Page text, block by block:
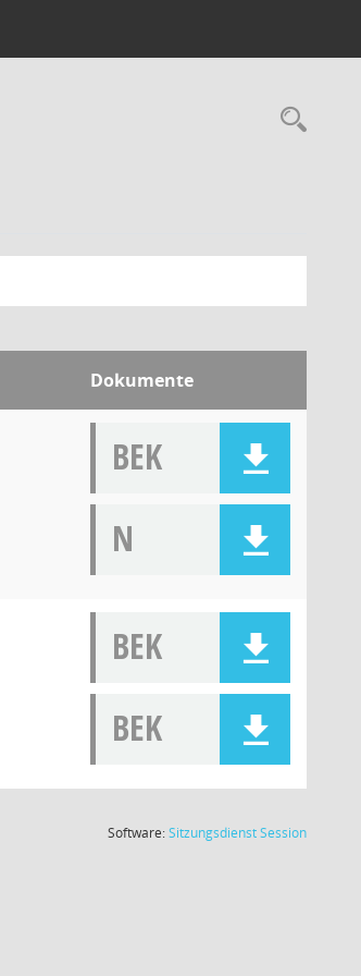
Dokumente
BEK
N
BEK
BEK
Software:SitzungsdienstSession(Wird in